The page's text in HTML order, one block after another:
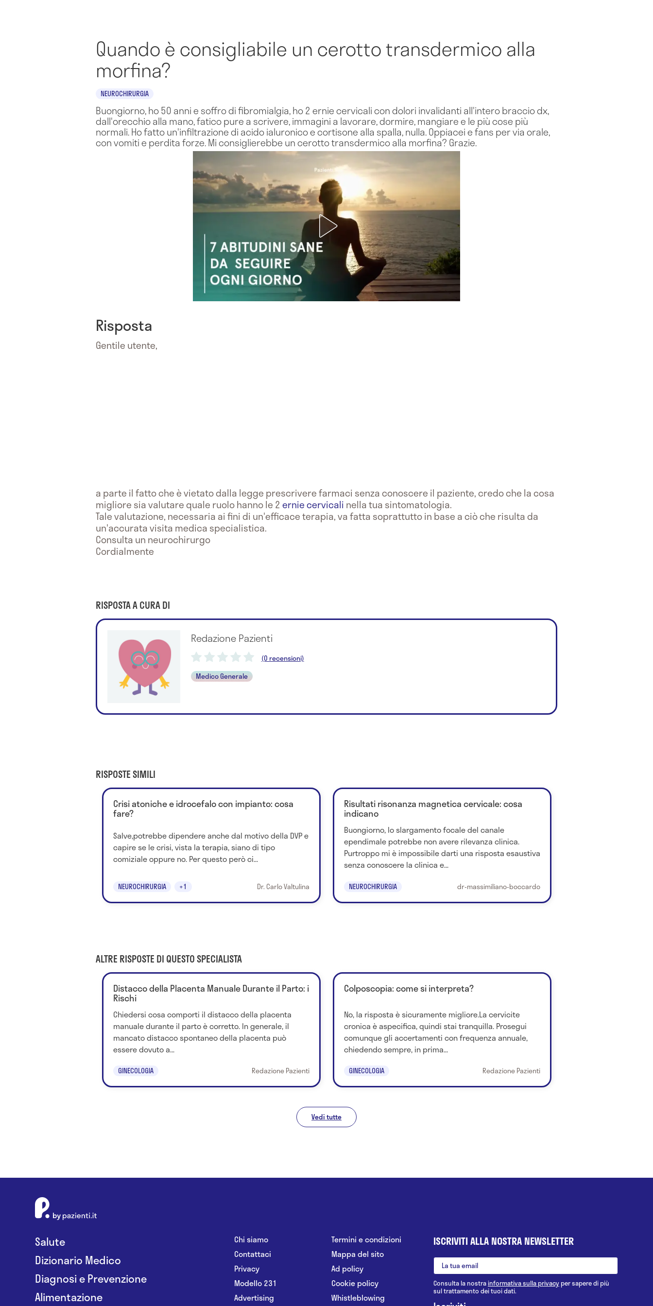
Quando è consigliabile un cerotto transdermico alla
morfina?
NEUROCHIRURGIA
Buongiorno, ho 50 anni e soffro di fibromialgia, ho 2 ernie cervicali con dolori invalidanti all'intero braccio dx,
dall'orecchio alla mano, fatico pure a scrivere, immagini a lavorare, dormire, mangiare e le più cose più
normali. Ho fatto un'infiltrazione di acido ialuronico e cortisone alla spalla, nulla. Oppiacei e fans per via orale,
con vomiti e perdita forze. Mi consiglierebbe un cerotto transdermico alla morfina? Grazie.
Risposta
Gentile utente,
a parte il fatto che è vietato dalla legge prescrivere farmaci senza conoscere il paziente, credo che la cosa
migliore sia valutare quale ruolo hanno le 2 ernie cervicali nella tua sintomatologia.
Tale valutazione, necessaria ai fini di un'efficace terapia, va fatta soprattutto in base a ciò che risulta da
un'accurata visita medica specialistica.
Consulta un neurochirurgo
Cordialmente
RISPOSTA A CURA DI
Redazione Pazienti
(0 recensioni)
Medico Generale
RISPOSTE SIMILI
Crisi atoniche e idrocefalo con impianto: cosa
fare?
Salve,potrebbe dipendere anche dal motivo della DVP e
capire se le crisi, vista la terapia, siano di tipo
comiziale oppure no. Per questo però ci...
NEUROCHIRURGIA +1 Dr. Carlo Valtulina
Risultati risonanza magnetica cervicale: cosa
indicano
Buongiorno, lo slargamento focale del canale
ependimale potrebbe non avere rilevanza clinica.
Purtroppo mi è impossibile darti una risposta esaustiva
senza conoscere la clinica e...
NEUROCHIRURGIA dr-massimiliano-boccardo
ALTRE RISPOSTE DI QUESTO SPECIALISTA
Distacco della Placenta Manuale Durante il Parto: i
Rischi
Chiedersi cosa comporti il distacco della placenta
manuale durante il parto è corretto. In generale, il
mancato distacco spontaneo della placenta può
essere dovuto a...
GINECOLOGIA Redazione Pazienti
Colposcopia: come si interpreta?
No, la risposta è sicuramente migliore.La cervicite
cronica è aspecifica, quindi stai tranquilla. Prosegui
comunque gli accertamenti con frequenza annuale,
chiedendo sempre, in prima...
GINECOLOGIA Redazione Pazienti
Vedi tutte
Salute
Dizionario Medico
Diagnosi e Prevenzione
Alimentazione
Chi siamo
Contattaci
Privacy
Modello 231
Advertising
Termini e condizioni
Mappa del sito
Ad policy
Cookie policy
Whistleblowing
ISCRIVITI ALLA NOSTRA NEWSLETTER
Consulta la nostrainformativa sulla privacy per sapere di più
sul trattamento dei tuoi dati.